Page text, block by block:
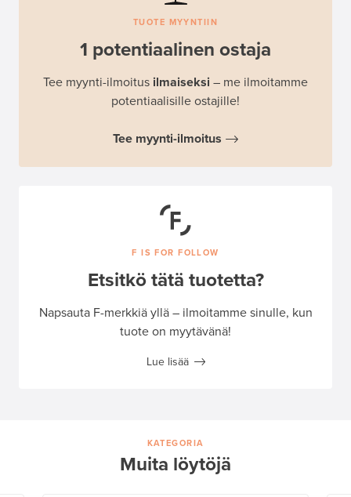
TUOTE MYYNTIIN
1 potentiaalinen ostaja
Tee myynti-ilmoitus ilmaiseksi – me ilmoitamme
potentiaalisille ostajille!
Tee myynti-ilmoitus
F IS FOR FOLLOW
Etsitkö tätä tuotetta?
Napsauta F-merkkiä yllä – ilmoitamme sinulle, kun
tuote on myytävänä!
Lue lisää
KATEGORIA
Muita löytöjä